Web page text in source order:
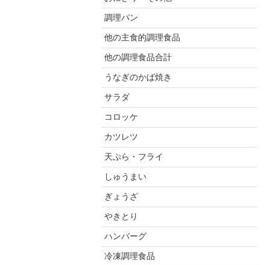
調理パン
他の主食的調理食品
他の調理食品合計
うなぎのかば焼き
サラダ
コロッケ
カツレツ
天ぷら・フライ
しゅうまい
ぎょうざ
やきとり
ハンバーグ
冷凍調理食品